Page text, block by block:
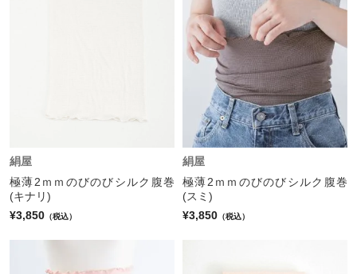
絹屋
極薄2ｍｍのびのびシルク腹巻
(キナリ)
¥3,850 （税込）
絹屋
極薄2ｍｍのびのびシルク腹巻
(スミ)
¥3,850 （税込）